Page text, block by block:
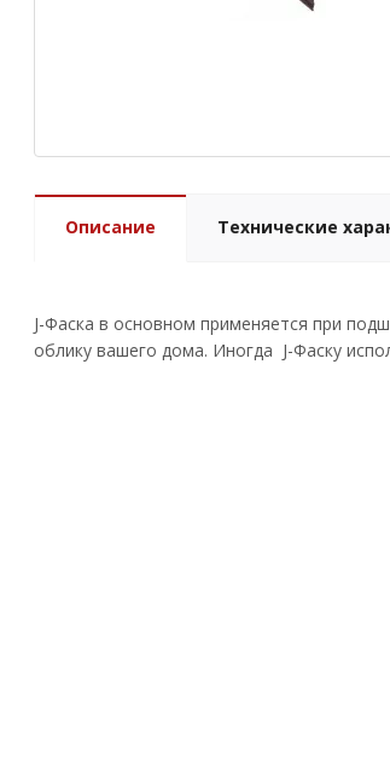
Описание Технические
J-Фаска в основном применяется при
облику вашего дома. Иногда J-Фаску